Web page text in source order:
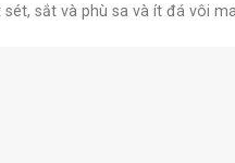
sắt và phù sa và ít đá vôi